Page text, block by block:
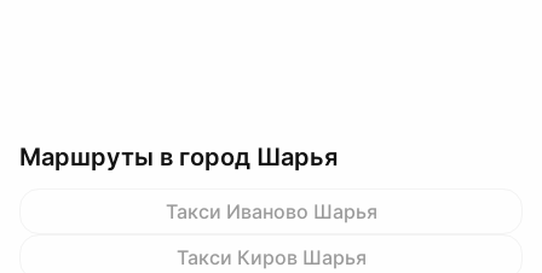
Маршруты в город Шарья
Такси Иваново Шарья
Такси Киров Шарья